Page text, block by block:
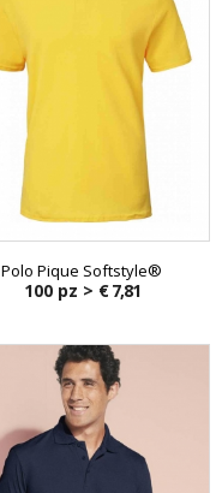
Polo Pique Softstyle®
100 pz > € 7,81